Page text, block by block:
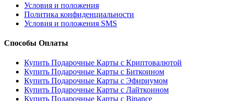
Условия и положения
Политика конфиденциальности
Условия и положения SMS
Способы Оплаты
Купить Подарочные Карты с Криптовалютой
Купить Подарочные Карты с Биткоином
Купить Подарочные Карты с Эфириумом
Купить Подарочные Карты с Лайткоином
Купить Подарочные Карты с Binance